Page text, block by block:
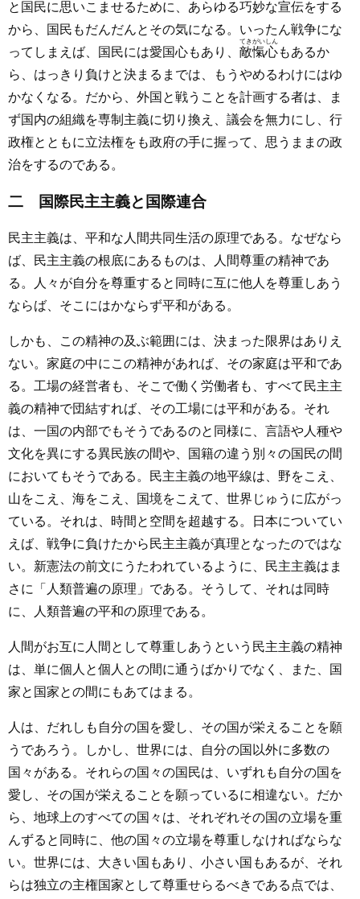
と国民に思いこませるために、あらゆる巧妙な宣伝をする
から、国民もだんだんとその気になる。いったん戦争にな
ってしまえば、国民には愛国心もあり、 敵愾心
てきがいしん
もあるか
ら、はっきり負けと決まるまでは、もうやめるわけにはゆ
かなくなる。だから、外国と戦うことを計画する者は、ま
ず国内の組織を専制主義に切り換え、議会を無力にし、行
政権とともに立法権をも政府の手に握って、思うままの政
治をするのである。
二 国際民主主義と国際連合
民主主義は、平和な人間共同生活の原理である。なぜなら
ば、民主主義の根底にあるものは、人間尊重の精神であ
る。人々が自分を尊重すると同時に互に他人を尊重しあう
ならば、そこにはかならず平和がある。
しかも、この精神の及ぶ範囲には、決まった限界はありえ
ない。家庭の中にこの精神があれば、その家庭は平和であ
る。工場の経営者も、そこで働く労働者も、すべて民主主
義の精神で団結すれば、その工場には平和がある。それ
は、一国の内部でもそうであるのと同様に、言語や人種や
文化を異にする異民族の間や、国籍の違う別々の国民の間
においてもそうである。民主主義の地平線は、野をこえ、
山をこえ、海をこえ、国境をこえて、世界じゅうに広がっ
ている。それは、時間と空間を超越する。日本についてい
えば、戦争に負けたから民主主義が真理となったのではな
い。新憲法の前文にうたわれているように、民主主義はま
さに「人類普遍の原理」である。そうして、それは同時
に、人類普遍の平和の原理である。
人間がお互に人間として尊重しあうという民主主義の精神
は、単に個人と個人との間に通うばかりでなく、また、国
家と国家との間にもあてはまる。
人は、だれしも自分の国を愛し、その国が栄えることを願
うであろう。しかし、世界には、自分の国以外に多数の
国々がある。それらの国々の国民は、いずれも自分の国を
愛し、その国が栄えることを願っているに相違ない。だか
ら、地球上のすべての国々は、それぞれその国の立場を重
んずると同時に、他の国々の立場を尊重しなければならな
い。世界には、大きい国もあり、小さい国もあるが、それ
らは独立の主権国家として尊重せらるべきである点では、